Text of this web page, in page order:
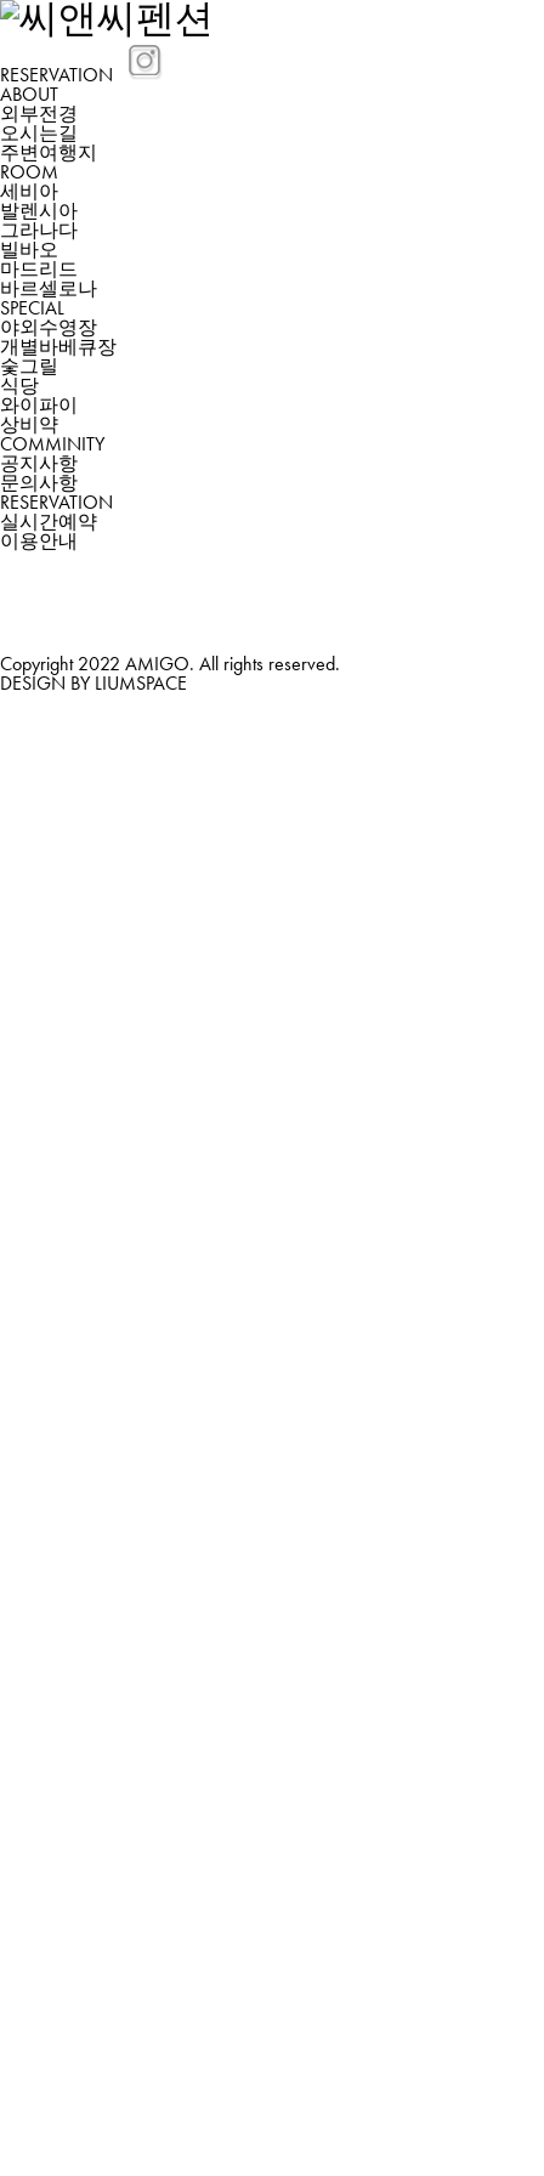
RESERVATION
ABOUT
외부전경
오시는길
주변여행지
ROOM
세비아
발렌시아
그라나다
빌바오
마드리드
바르셀로나
SPECIAL
야외수영장
개별바베큐장
숯그릴
식당
와이파이
상비약
COMMINITY
공지사항
문의사항
RESERVATION
실시간예약
이용안내
Copyright 2022 AMIGO. All rights reserved.
DESIGN BY LIUMSPACE